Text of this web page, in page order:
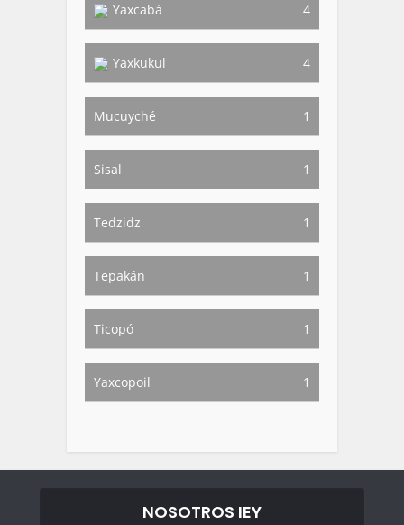
Yaxcabá 4
Yaxkukul 4
Mucuyché 1
Sisal 1
Tedzidz 1
Tepakán 1
Ticopó 1
Yaxcopoil 1
NOSOTROS IEY